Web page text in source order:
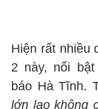
Hiện rất nhiều
2 này, nổi
báo Hà Tĩnh.
lớn lao không